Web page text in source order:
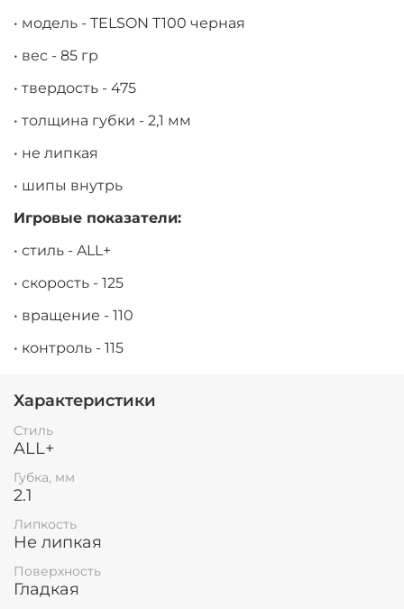
• модель - TELSON T100 черная
• вес - 85 гр
• твердость - 475
• толщина губки - 2,1 мм
• не липкая
• шипы внутрь
Игровые показатели:
• стиль - ALL+
• скорость - 125
• вращение - 110
• контроль - 115
Характеристики
Стиль
ALL+
Губка, мм
2.1
Липкость
Не липкая
Поверхность
Гладкая